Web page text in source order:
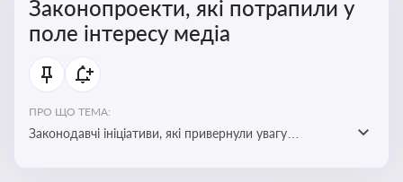
Законопроекти, які потрапили у
поле інтересу медіа
ПРО ЩО ТЕМА:
Законодавчі ініціативи, які привернули увагу